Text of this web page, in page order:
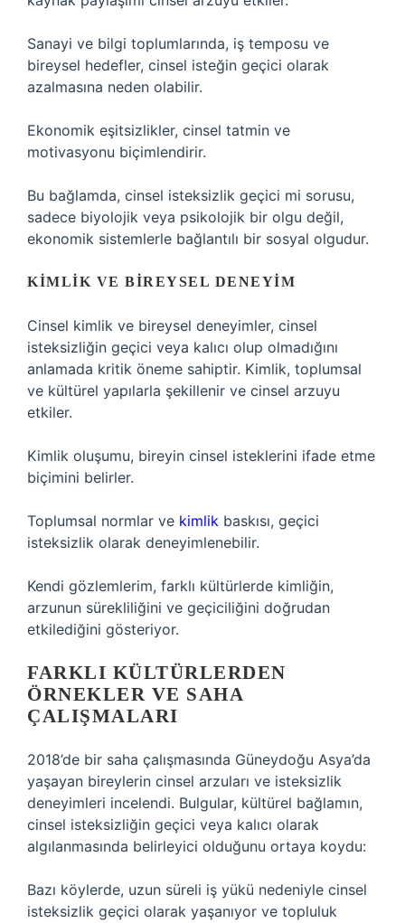
Sanayi ve bilgi toplumlarında, iş temposu ve
bireysel hedefler, cinsel isteğin geçici olarak
azalmasına neden olabilir.
Ekonomik eşitsizlikler, cinsel tatmin ve
motivasyonu biçimlendirir.
Bu bağlamda, cinsel isteksizlik geçici mi sorusu,
sadece biyolojik veya psikolojik bir olgu değil,
ekonomik sistemlerle bağlantılı bir sosyal olgudur.
KIMLIK VE BIREYSEL DENEYIM
Cinsel kimlik ve bireysel deneyimler, cinsel
isteksizliğin geçici veya kalıcı olup olmadığını
anlamada kritik öneme sahiptir. Kimlik, toplumsal
ve kültürel yapılarla şekillenir ve cinsel arzuyu
etkiler.
Kimlik oluşumu, bireyin cinsel isteklerini ifade etme
biçimini belirler.
Toplumsal normlar ve kimlik baskısı, geçici
isteksizlik olarak deneyimlenebilir.
Kendi gözlemlerim, farklı kültürlerde kimliğin,
arzunun sürekliliğini ve geçiciliğini doğrudan
etkilediğini gösteriyor.
FARKLI KÜLTÜRLERDEN
ÖRNEKLER VE SAHA
ÇALIŞMALARI
2018’de bir saha çalışmasında Güneydoğu Asya’da
yaşayan bireylerin cinsel arzuları ve isteksizlik
deneyimleri incelendi. Bulgular, kültürel bağlamın,
cinsel isteksizliğin geçici veya kalıcı olarak
algılanmasında belirleyici olduğunu ortaya koydu:
Bazı köylerde, uzun süreli iş yükü nedeniyle cinsel
isteksizlik geçici olarak yaşanıyor ve topluluk